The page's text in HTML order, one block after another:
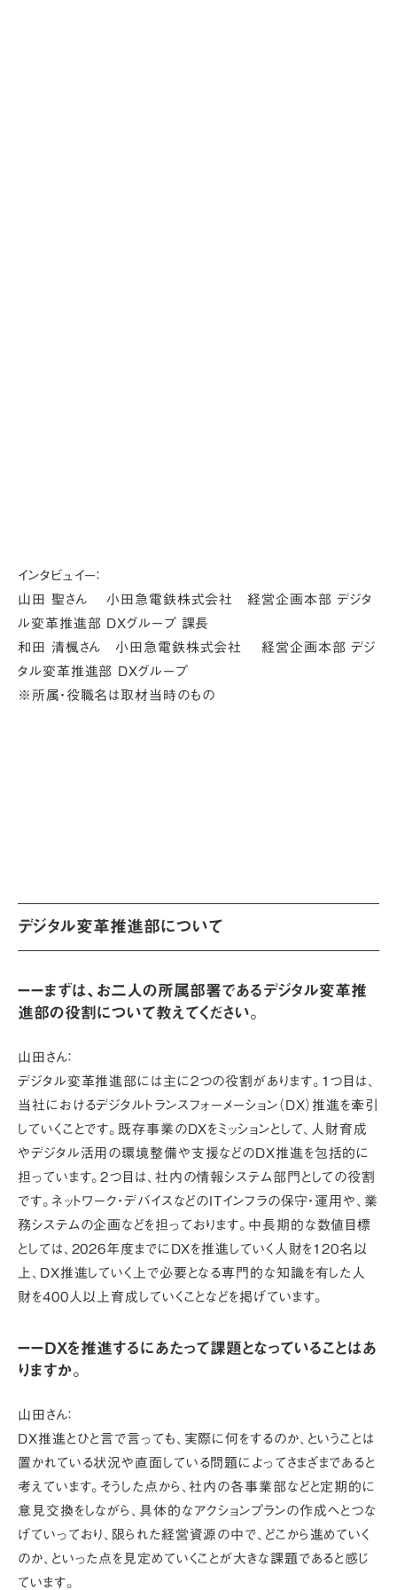
インタビュイー：
山田 聖さん 小田急電鉄株式会社 経営企画本部 デジタ
ル変革推進部 DXグループ 課長
和田 清楓さん 小田急電鉄株式会社 経営企画本部 デジ
タル変革推進部 DXグループ
※所属・役職名は取材当時のもの
デジタル変革推進部について
ーーまずは、お二人の所属部署であるデジタル変革推
進部の役割について教えてください。
山田さん：
デジタル変革推進部には主に2つの役割があります。1つ目は、
当社におけるデジタルトランスフォーメーション（DX）推進を牽引
していくことです。既存事業のDXをミッションとして、人財育成
やデジタル活用の環境整備や支援などのDX推進を包括的に
担っています。2つ目は、社内の情報システム部門としての役割
です。ネットワーク・デバイスなどのITインフラの保守・運用や、業
務システムの企画などを担っております。中長期的な数値目標
としては、2026年度までにDXを推進していく人財を120名以
上、DX推進していく上で必要となる専門的な知識を有した人
財を400人以上育成していくことなどを掲げています。
ーーDXを推進するにあたって課題となっていることはあ
りますか。
山田さん：
DX推進とひと言で言っても、実際に何をするのか、ということは
置かれている状況や直面している問題によってさまざまであると
考えています。そうした点から、社内の各事業部などと定期的に
意見交換をしながら、具体的なアクションプランの作成へとつな
げていっており、限られた経営資源の中で、どこから進めていく
のか、といった点を見定めていくことが大きな課題であると感じ
ています。